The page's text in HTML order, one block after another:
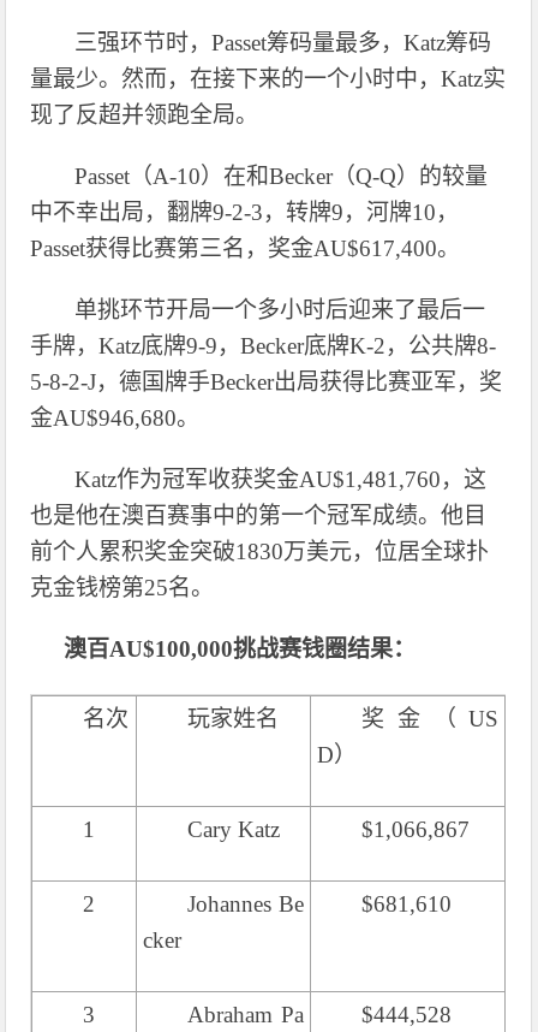
三强环节时，Passet筹码量最多，Katz筹码
量最少。然而，在接下来的一个小时中，Katz实
现了反超并领跑全局。
Passet（A-10）在和Becker（Q-Q）的较量
中不幸出局，翻牌9-2-3，转牌9，河牌10，
Passet获得比赛第三名，奖金AU$617,400。
单挑环节开局一个多小时后迎来了最后一
手牌，Katz底牌9-9，Becker底牌K-2，公共牌8-
5-8-2-J，德国牌手Becker出局获得比赛亚军，奖
金AU$946,680。
Katz作为冠军收获奖金AU$1,481,760，这
也是他在澳百赛事中的第一个冠军成绩。他目
前个人累积奖金突破1830万美元，位居全球扑
克金钱榜第25名。
澳百AU$100,000挑战赛钱圈结果：
名次 玩家姓名
奖金（US
D）
1 Cary Katz $1,066,867
2
Johannes Be
cker
$681,610
3
Abraham Pa
$444,528